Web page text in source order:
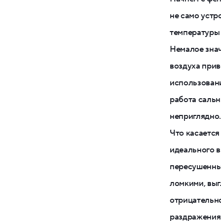
не само
Немалое
воздуха
работа
неприглядно.
Что
идеального
ломкими,